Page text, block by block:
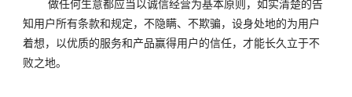
知用户所有条款和规定，不隐瞒、不欺骗，设身处地的为用户
着想，以优质的服务和产品赢得用户的信任，才能长久立于不
败之地。